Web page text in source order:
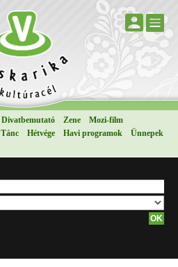
Divatbemutató Zene
Mozi-film
Tánc Hétvége Havi programok
Ünnepek